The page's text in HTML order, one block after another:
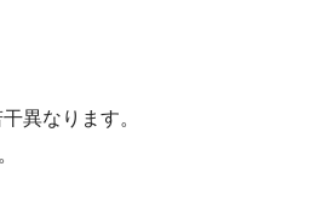
異なります。